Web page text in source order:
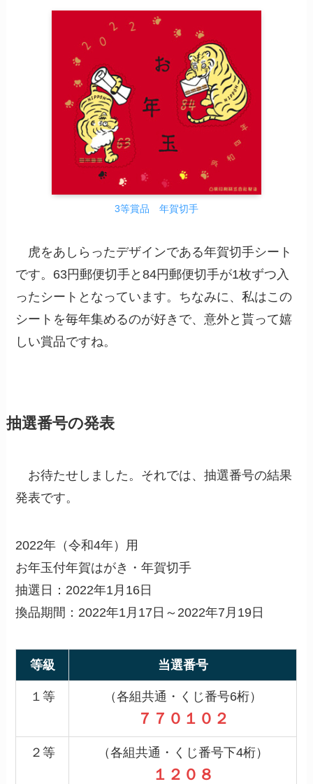
3等賞品 年賀切手
虎をあしらったデザインである年賀切手シート
です。63円郵便切手と84円郵便切手が1枚ずつ入
ったシートとなっています。ちなみに、私はこの
シートを毎年集めるのが好きで、意外と貰って嬉
しい賞品ですね。
抽選番号の発表
お待たせしました。それでは、抽選番号の結果
発表です。
2022年（令和4年）用
お年玉付年賀はがき・年賀切手
抽選日：2022年1月16日
換品期間：2022年1月17日～2022年7月19日
等級 当選番号
１等 （各組共通・くじ番号6桁）
７７０１０２
２等 （各組共通・くじ番号下4桁）
１２０８